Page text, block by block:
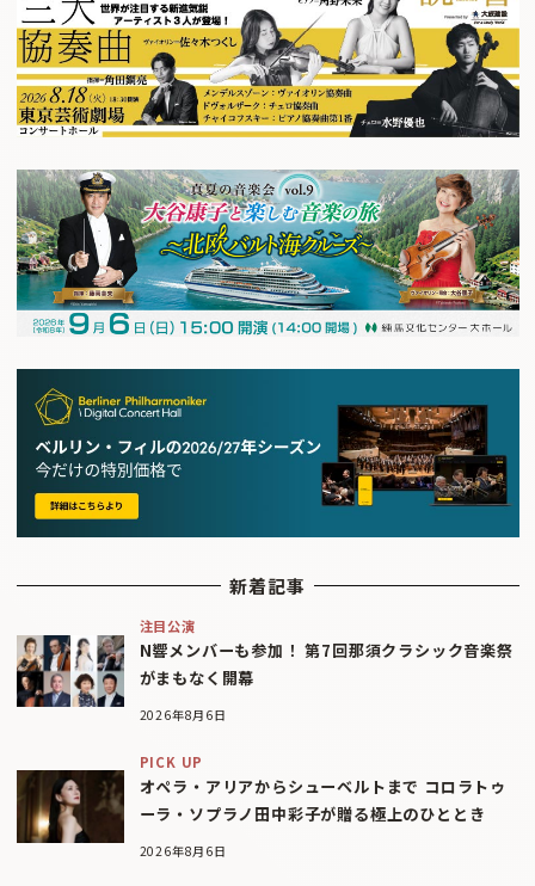
新着記事
注目公演
N響メンバーも参加！ 第7回那須クラシック音楽祭
がまもなく開幕
2026年8月6日
PICK UP
オペラ・アリアからシューベルトまで コロラトゥ
ーラ・ソプラノ田中彩子が贈る極上のひととき
2026年8月6日